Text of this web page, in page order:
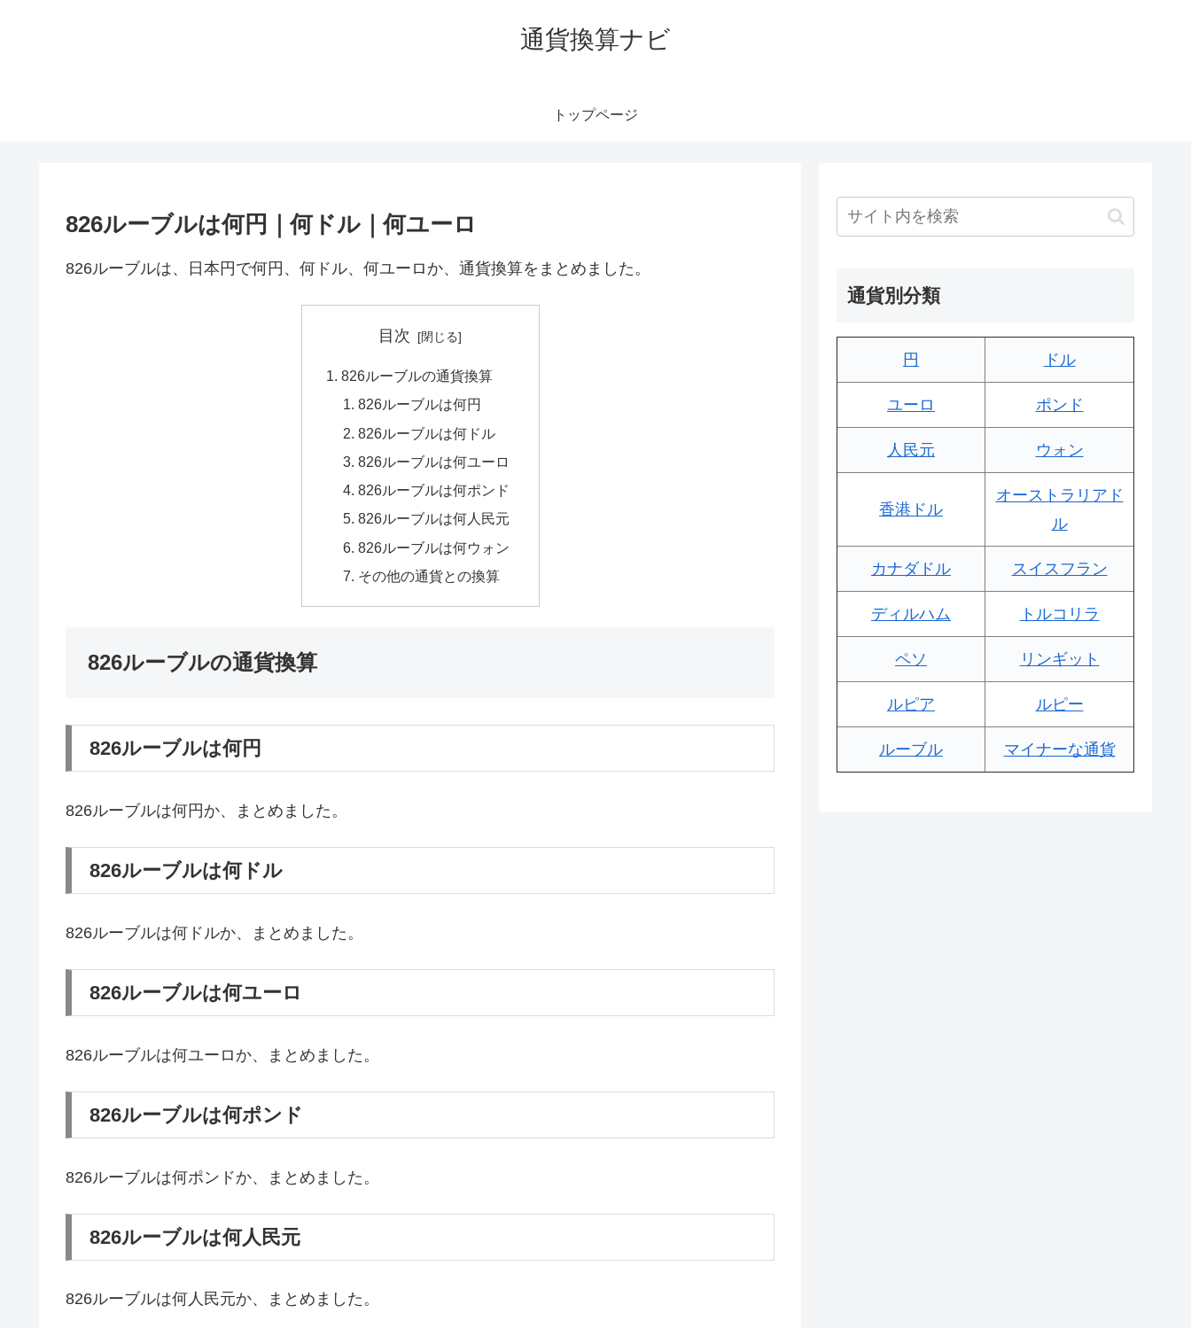
通貨換算ナビ
トップページ
826ルーブルは何円｜何ドル｜何ユーロ
826ルーブルは、日本円で何円、何ドル、何ユーロか、通貨換算をまとめました。
目次
826ルーブルの通貨換算
826ルーブルは何円
826ルーブルは何ドル
826ルーブルは何ユーロ
826ルーブルは何ポンド
826ルーブルは何人民元
826ルーブルは何ウォン
その他の通貨との換算
826ルーブルの通貨換算
826ルーブルは何円
826ルーブルは何円か、まとめました。
826ルーブルは何ドル
826ルーブルは何ドルか、まとめました。
826ルーブルは何ユーロ
826ルーブルは何ユーロか、まとめました。
826ルーブルは何ポンド
826ルーブルは何ポンドか、まとめました。
826ルーブルは何人民元
826ルーブルは何人民元か、まとめました。
通貨別分類
円 ドル
ユーロ ポンド
人民元 ウォン
香港ドル
オーストラリアド
ル
カナダドル スイスフラン
ディルハム トルコリラ
ペソ リンギット
ルピア ルピー
ルーブル マイナーな通貨